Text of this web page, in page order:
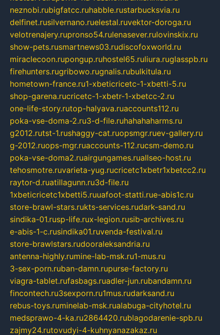
neznobi.rubigfatcc.ruhabble.rustarbucksvia.ru
delfinet.rusilvernano.ruelestal.ruvektor-doroga.ru
velotrenajery.rupronso54.rulenasever.rulovinskix.ru
show-pets.rusmartnews03.rudiscofoxworld.ru
miraclecoon.rupongup.ruhostel65.ruliura.ruglasspb.ru
firehunters.rugribowo.rugnalis.rubulkitula.ru
hometown-france.ru1-xbeticricetc-1-xbetti-5.ru
shop-garena.rucricetc-1-xbetr-1-xbetcc-2.ru
one-life-story.rutop-halyava.ruaccounts112.ru
poka-vse-doma-2.ru3-d-file.ruhahahaharms.ru
g2012.rutst-1.rushaggy-cat.ruopsmgr.ruev-gallery.ru
g-2012.ruops-mgr.ruaccounts-112.rucsm-demo.ru
poka-vse-doma2.ruairgungames.ruallseo-host.ru
tehosmotre.ruvarieta-yug.rucricetc1xbetr1xbetcc2.ru
raytor-d.ruatillagunn.ru3d-file.ru
1xbeticricetc1xbetti5.ruuafoot-statti.rue-abis1c.ru
store-brawl-stars.rukts-services.rudark-sand.ru
sindika-01.rusp-life.rux-legion.rusib-archives.ru
e-abis-1-c.rusindika01.ruvenda-festival.ru
store-brawlstars.rudooraleksandria.ru
antenna-highly.rumine-lab-msk.ru1-mus.ru
3-sex-porn.ruban-damn.rupurse-factory.ru
viagra-tablet.rufasbags.ruadler-jun.rubandamn.ru
fincontech.ru3sexporn.ru1mus.rudarksand.ru
rebus-toys.ruminelab-msk.rualabuga-cityhotel.ru
medsprawo-4-ka.ru2864420.rublagodarenie-spb.ru
zajmy24.rutovudyi-4-kuhnyanazakaz.ru